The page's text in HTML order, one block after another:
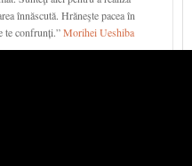
înnăscută. Hrăneşte pacea în
te confrunți.”Morihei Ueshiba